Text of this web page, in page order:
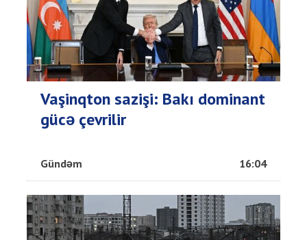
Vaşinqton sazişi: Bakı dominant
gücə çevrilir
Gündəm 16:04